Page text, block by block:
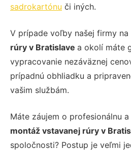
sadrokartónu či iných.
V prípade voľby našej firmy na
rúry v Bratislave a okolí máte
vypracovanie nezáväznej
prípadnú obhliadku a
vašim službám.
Máte záujem o profesionálnu
montáž vstavanej rúry v
spoločnosti? Postup je veľmi